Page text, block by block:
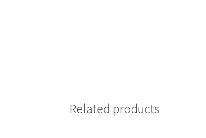
Related products